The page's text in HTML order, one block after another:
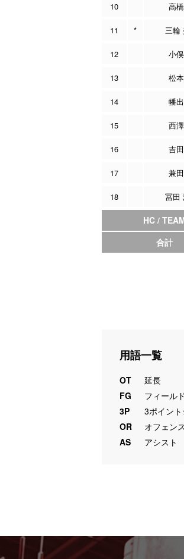
10 高
11 * 三輪
12 小
13 松
14 幡
15 西
16 吉
17 兼
18 冨田
HC /
合計
用語一覧
OT 延長
FG
フィール
3P
3ポイント
OR
オフェン
AS
アシスト